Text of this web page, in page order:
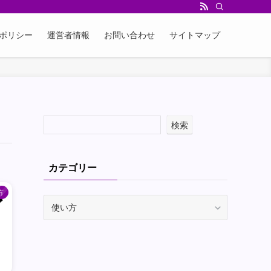
リシー 運営者情報 お問い合わせ サイトマップ
検索
カテゴリー